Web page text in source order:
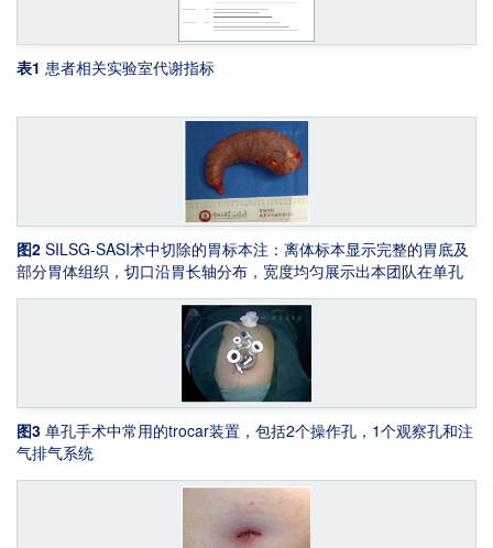
表1 患者相关实验室代谢指标
图2 SILSG-SASI术中切除的胃标本注：离体标本显示完整的胃底及
部分胃体组织，切口沿胃长轴分布，宽度均匀展示出本团队在单孔
腹腔镜受限空间下保持了切线的顺滑度和解剖的完整性
图3 单孔手术中常用的trocar装置，包括2个操作孔，1个观察孔和注
气排气系统